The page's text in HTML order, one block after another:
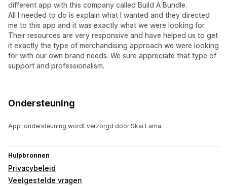
different app with this company called Build A Bundle.
All I needed to do is explain what I wanted and they directed
me to this app and it was exactly what we were looking for.
Their resources are very responsive and have helped us to get
it exactly the type of merchandising approach we were looking
for with our own brand needs. We sure appreciate that type of
support and professionalism.
Ondersteuning
App-ondersteuning wordt verzorgd door Skai Lama.
Hulpbronnen
Privacybeleid
Veelgestelde vragen